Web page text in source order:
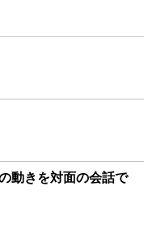
動きを対面の会話で